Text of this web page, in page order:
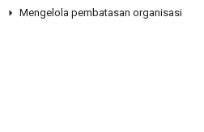
Mengelola pembatasan organisasi